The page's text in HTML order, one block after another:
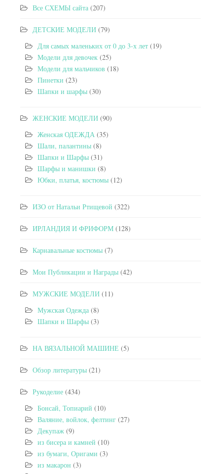
Все СХЕМЫ сайта (207)
ДЕТСКИЕ МОДЕЛИ (79)
Для самых маленьких от 0 до 3-х лет (19)
Модели для девочек (25)
Модели для мальчиков (18)
Пинетки (23)
Шапки и шарфы (30)
ЖЕНСКИЕ МОДЕЛИ (90)
Женская ОДЕЖДА (35)
Шали, палантины (8)
Шапки и Шарфы (31)
Шарфы и манишки (8)
Юбки, платья, костюмы (12)
ИЗО от Натальи Ртищевой (322)
ИРЛАНДИЯ И ФРИФОРМ (128)
Карнавальные костюмы (7)
Мои Публикации и Награды (42)
МУЖСКИЕ МОДЕЛИ (11)
Мужская Одежда (8)
Шапки и Шарфы (3)
НА ВЯЗАЛЬНОЙ МАШИНЕ (5)
Обзор литературы (21)
Рукоделие (434)
Бонсай, Топиарий (10)
Валяние, войлок, фелтинг (27)
Декупаж (9)
из бисера и камней (10)
из бумаги, Оригами (3)
из макарон (3)